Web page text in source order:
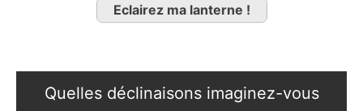
Eclairez ma lanterne !
Quelles déclinaisons imaginez-vous